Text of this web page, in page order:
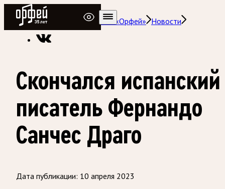
Радио Орфей
Радио классической музыки «Орфей» Новости
Скончался испанский
писатель Фернандо
Санчес Драго
Дата публикации: 10 апреля 2023